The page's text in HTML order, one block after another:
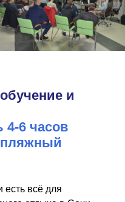
и
4-6 часов
пляжный
есть всё для